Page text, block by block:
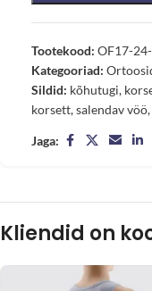
Tootekood: OF17-
Kategooriad:
Sildid: kõhutugi,
korsett,salendav vöö,
Jaga:
Kliendid on